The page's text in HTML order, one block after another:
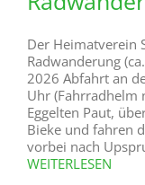
Der Heimatverein
Radwanderung
2026 Abfahrt an
Uhr (Fahrradhelm
Eggelten Paut,
Bieke und fahren
vorbei nach
WEITERLESEN